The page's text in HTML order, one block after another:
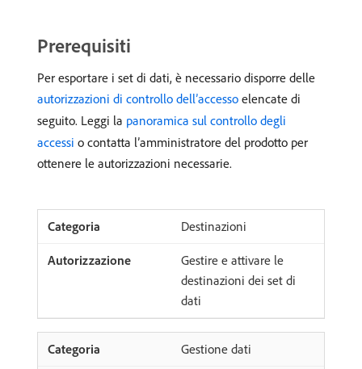
Prerequisiti
Per esportare i set di dati, è necessario disporre delle
autorizzazioni di controllo dell’accesso elencate di
seguito. Leggi la panoramica sul controllo degli
accessi o contatta l’amministratore del prodotto per
ottenere le autorizzazioni necessarie.
Destinazioni
Gestire e attivare le
destinazioni dei set di
dati
Gestione dati